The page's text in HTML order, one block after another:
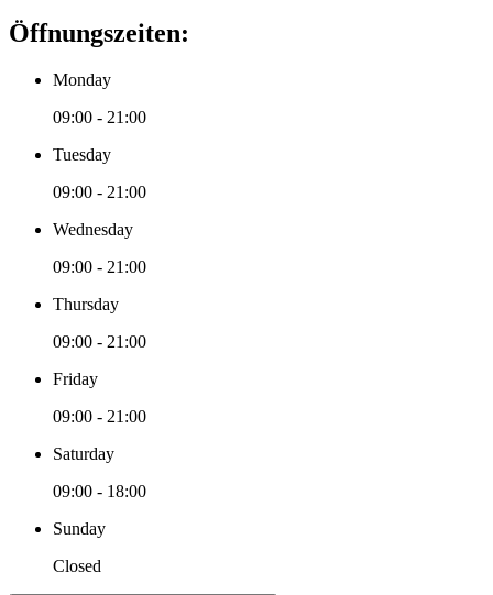
Öffnungszeiten:
Monday
09:00 - 21:00
Tuesday
09:00 - 21:00
Wednesday
09:00 - 21:00
Thursday
09:00 - 21:00
Friday
09:00 - 21:00
Saturday
09:00 - 18:00
Sunday
Closed